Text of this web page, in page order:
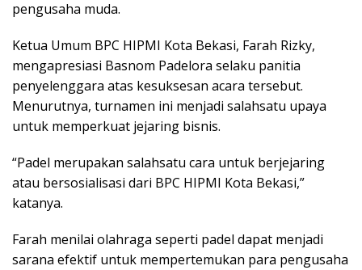
pengusaha muda.
Ketua Umum BPC HIPMI Kota Bekasi, Farah Rizky,
mengapresiasi Basnom Padelora selaku panitia
penyelenggara atas kesuksesan acara tersebut.
Menurutnya, turnamen ini menjadi salahsatu upaya
untuk memperkuat jejaring bisnis.
“Padel merupakan salahsatu cara untuk berjejaring
atau bersosialisasi dari BPC HIPMI Kota Bekasi,”
katanya.
Farah menilai olahraga seperti padel dapat menjadi
sarana efektif untuk mempertemukan para pengusaha